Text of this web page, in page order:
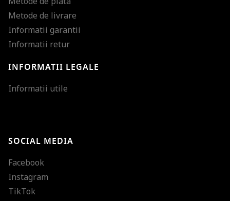
Metode de livrare
Informatii garantii
Informatii retur
INFORMATII LEGALE
Informatii utile
SOCIAL MEDIA
Facebook
Instagram
TikTok